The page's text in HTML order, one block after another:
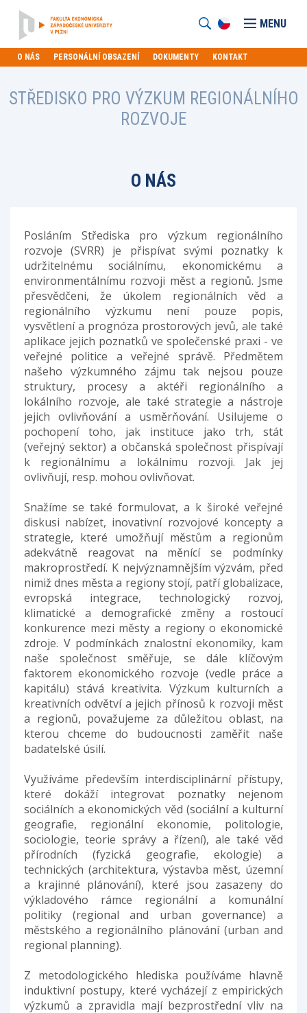
MENU
O NÁS PERSONÁLNÍ OBSAZENÍ DOKUMENTY KONTAKT
STŘEDISKO PRO VÝZKUM REGIONÁLNÍHO
ROZVOJE
O NÁS
Posláním Střediska pro výzkum regionálního
rozvoje (SVRR) je přispívat svými poznatky k
udržitelnému sociálnímu, ekonomickému a
environmentálnímu rozvoji měst a regionů. Jsme
přesvědčeni, že úkolem regionálních věd a
regionálního výzkumu není pouze popis,
vysvětlení a prognóza prostorových jevů, ale také
aplikace jejich poznatků ve společenské praxi - ve
veřejné politice a veřejné správě. Předmětem
našeho výzkumného zájmu tak nejsou pouze
struktury, procesy a aktéři regionálního a
lokálního rozvoje, ale také strategie a nástroje
jejich ovlivňování a usměrňování. Usilujeme o
pochopení toho, jak instituce jako trh, stát
(veřejný sektor) a občanská společnost přispívají
k regionálnímu a lokálnímu rozvoji. Jak jej
ovlivňují, resp. mohou ovlivňovat.
Snažíme se také formulovat, a k široké veřejné
diskusi nabízet, inovativní rozvojové koncepty a
strategie, které umožňují městům a regionům
adekvátně reagovat na měnící se podmínky
makroprostředí. K nejvýznamnějším výzvám, před
nimiž dnes města a regiony stojí, patří globalizace,
evropská integrace, technologický rozvoj,
klimatické a demografické změny a rostoucí
konkurence mezi městy a regiony o ekonomické
zdroje. V podmínkách znalostní ekonomiky, kam
naše společnost směřuje, se dále klíčovým
faktorem ekonomického rozvoje (vedle práce a
kapitálu) stává kreativita. Výzkum kulturních a
kreativních odvětví a jejich přínosů k rozvoji měst
a regionů, považujeme za důležitou oblast, na
kterou chceme do budoucnosti zaměřit naše
badatelské úsilí.
Využíváme především interdisciplinární přístupy,
které dokáží integrovat poznatky nejenom
sociálních a ekonomických věd (sociální a kulturní
geografie, regionální ekonomie, politologie,
sociologie, teorie správy a řízení), ale také věd
přírodních (fyzická geografie, ekologie) a
technických (architektura, výstavba měst, územní
a krajinné plánování), které jsou zasazeny do
výkladového rámce regionální a komunální
politiky (regional and urban governance) a
městského a regionálního plánování (urban and
regional planning).
Z metodologického hlediska používáme hlavně
induktivní postupy, které vycházejí z empirických
výzkumů a zpravidla mají bezprostřední vliv na